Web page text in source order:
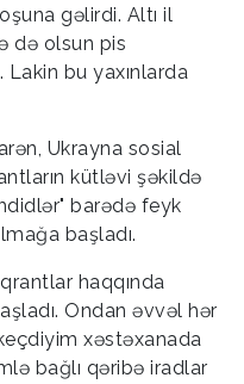
gəlirdi. Altı il
də olsun pis
Lakin bu yaxınlarda
Ukrayna sosial
kütləvi şəkildə
barədə feyk
başladı.
haqqında
Ondan əvvəl hər
xəstəxanada
bağlı qəribə iradlar